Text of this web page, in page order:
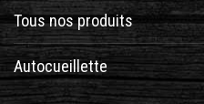
Tous nos produits
Autocueillette